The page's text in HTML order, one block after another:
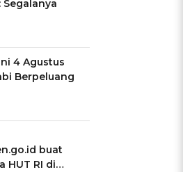
Segalanya
4 Agustus
Berpeluang
buat
HUT RI di